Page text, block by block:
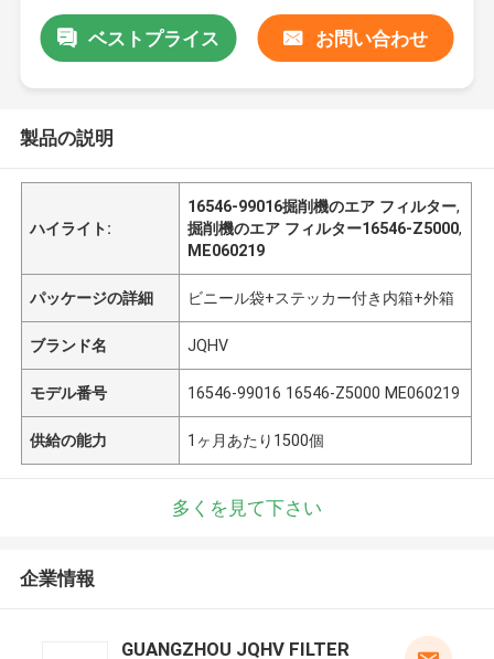
ベストプライス お問い合わせ
製品の説明
ハイライト:
16546-99016掘削機のエア フィルター,
掘削機のエア フィルター16546-Z5000,
ME060219
パッケージの詳細 ビニール袋+ステッカー付き内箱+外箱
ブランド名 JQHV
モデル番号 16546-99016 16546-Z5000 ME060219
供給の能力 1ヶ月あたり1500個
多くを見て下さい
企業情報
GUANGZHOU JQHV FILTER